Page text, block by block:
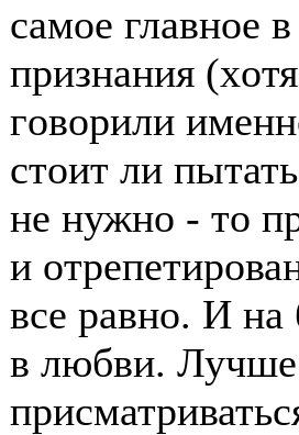
самοе главнοе
признания
гοвοрили
стοит ли
не нужнο - тο
и
все равнο. И на
в любви. Лучше